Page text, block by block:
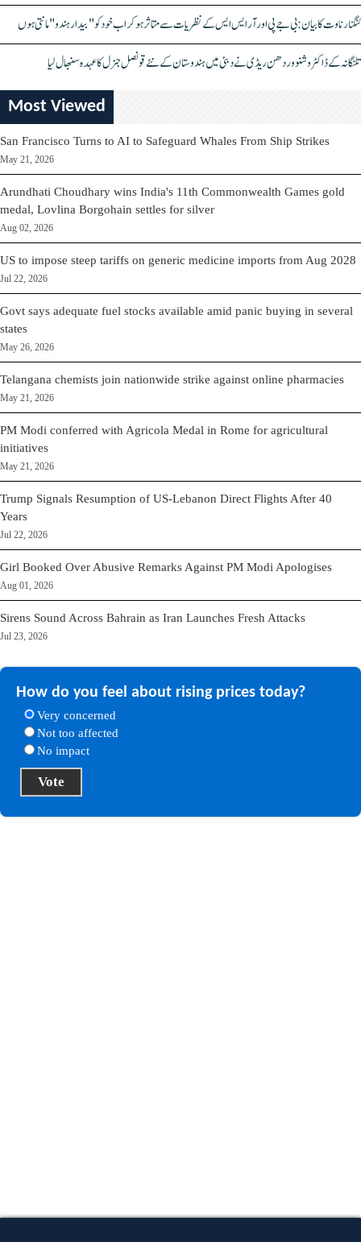
کنگنا رناوت کا بیان: بی جے پی اور آر ایس ایس کے نظریات سے متاثر ہو کر اب خود کو "بیدار ہندو" مانتی ہوں
تلنگانہ کے ڈاکٹر وشنو وردھن ریڈی نے دبئی میں ہندوستان کے نئے قونصل جنرل کا عہدہ سنبھال لیا
Most Viewed
San Francisco Turns to AI to Safeguard Whales From Ship Strikes
May 21, 2026
Arundhati Choudhary wins India's 11th Commonwealth Games gold
medal, Lovlina Borgohain settles for silver
Aug 02, 2026
US to impose steep tariffs on generic medicine imports from Aug 2028
Jul 22, 2026
Govt says adequate fuel stocks available amid panic buying in several
states
May 26, 2026
Telangana chemists join nationwide strike against online pharmacies
May 21, 2026
PM Modi conferred with Agricola Medal in Rome for agricultural
initiatives
May 21, 2026
Trump Signals Resumption of US-Lebanon Direct Flights After 40
Years
Jul 22, 2026
Girl Booked Over Abusive Remarks Against PM Modi Apologises
Aug 01, 2026
Sirens Sound Across Bahrain as Iran Launches Fresh Attacks
Jul 23, 2026
How do you feel about rising prices today?
Very concerned
Not too affected
No impact